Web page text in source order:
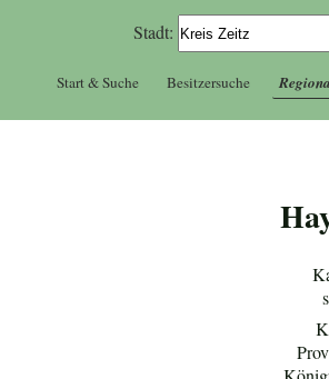
Stadt:
Start & Suche Besitzersuche